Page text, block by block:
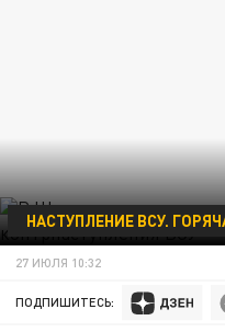
НАСТУПЛЕНИЕ ВСУ.
27 ИЮЛЯ 10:32
ПОДПИШИТЕСЬ: